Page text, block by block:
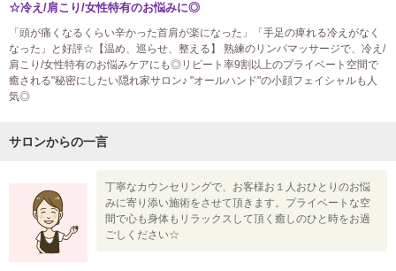
☆冷え/肩こり/女性特有のお悩みに◎
「頭が痛くなるくらい辛かった首肩が楽になった」「手足の痺れる冷えがなく
なった」と好評☆【温め、巡らせ、整える】 熟練のリンパマッサージで、冷え/
肩こり/女性特有のお悩みケアにも◎リピート率9割以上のプライベート空間で
癒される"秘密にしたい隠れ家サロン♪ "オールハンド"の小顔フェイシャルも人
気◎
サロンからの一言
丁寧なカウンセリングで、お客様お１人おひとりのお悩
みに寄り添い施術をさせて頂きます。プライベートな空
間で心も身体もリラックスして頂く癒しのひと時をお過
ごしください☆